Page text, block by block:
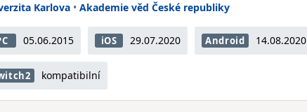
Karlova • Akademie věd České republiky
05.06.2015 iOS 29.07.2020 Android 14.08.2020
kompatibilní